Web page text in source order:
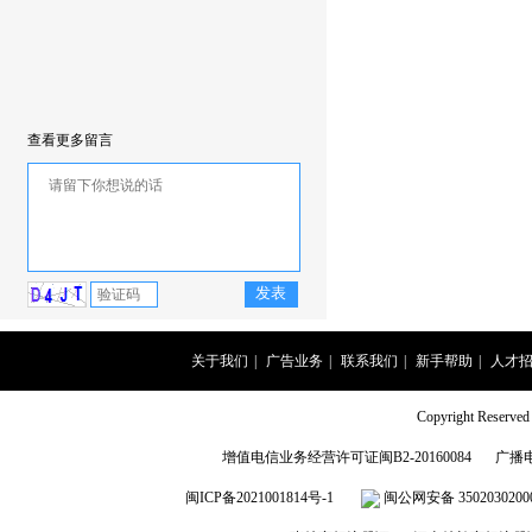
查看更多留言
关于我们 广告业务 联系我们 新手帮助 人才
Copyright
增值电信业务经营许可证闽B2-20160084 广播
闽ICP备2021001814号-1 闽公网安备